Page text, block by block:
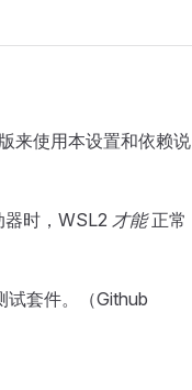
来使用本设置和依赖说
时，WSL2 才能正常
试套件。（Github